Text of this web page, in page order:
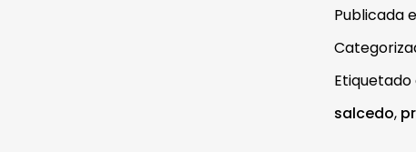
Publicada
salcedo,